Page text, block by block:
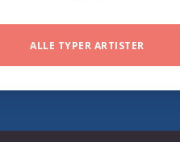
ALLE TYPER ARTISTER